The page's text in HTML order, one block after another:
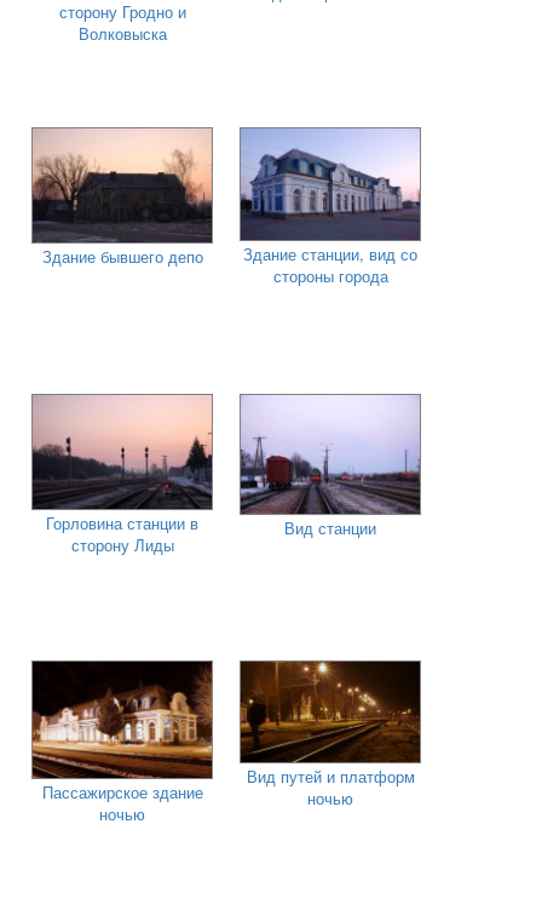
сторону Гродно и
Волковыска
Здание бывшего депо
Здание станции, вид со
стороны города
Горловина станции в
сторону Лиды
Вид станции
Пассажирское здание
ночью
Вид путей и платформ
ночью